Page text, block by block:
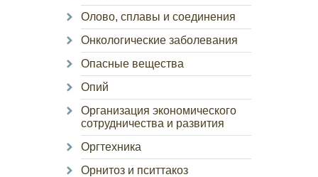
Олово, сплавы и соединения
Онкологические заболевания
Опасные вещества
Опий
Организация экономического
сотрудничества и развития
Оргтехника
Орнитоз и пситтакоз